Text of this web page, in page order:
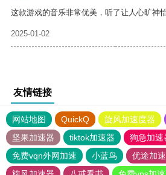
这款游戏的音乐非常优美，听了让人心旷神怡
2025-01-02
友情链接
网站地图 QuickQ 旋风加速度器
坚果加速器
tiktok加速器
狗急加速
免费vqn外网加速
小蓝鸟 优途加